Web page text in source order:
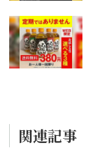
関連記事